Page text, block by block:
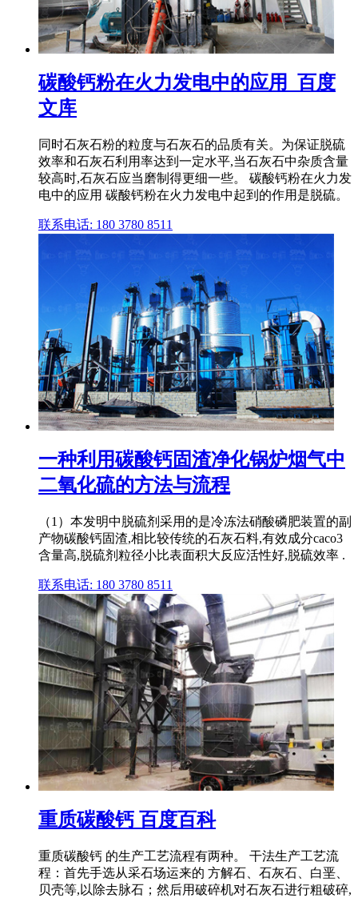
碳酸钙粉在火力发电中的应用_百度
文库
同时石灰石粉的粒度与石灰石的品质有关。为保证脱硫
效率和石灰石利用率达到一定水平,当石灰石中杂质含量
较高时,石灰石应当磨制得更细一些。 碳酸钙粉在火力发
电中的应用 碳酸钙粉在火力发电中起到的作用是脱硫。
联系电话: 180 3780 8511
一种利用碳酸钙固渣净化锅炉烟气中
二氧化硫的方法与流程
（1）本发明中脱硫剂采用的是冷冻法硝酸磷肥装置的副
产物碳酸钙固渣,相比较传统的石灰石料,有效成分caco3
含量高,脱硫剂粒径小比表面积大反应活性好,脱硫效率 .
联系电话: 180 3780 8511
重质碳酸钙 百度百科
重质碳酸钙 的生产工艺流程有两种。 干法生产工艺流
程：首先手选从采石场运来的 方解石、石灰石、白垩、
贝壳等,以除去脉石；然后用破碎机对石灰石进行粗破碎,